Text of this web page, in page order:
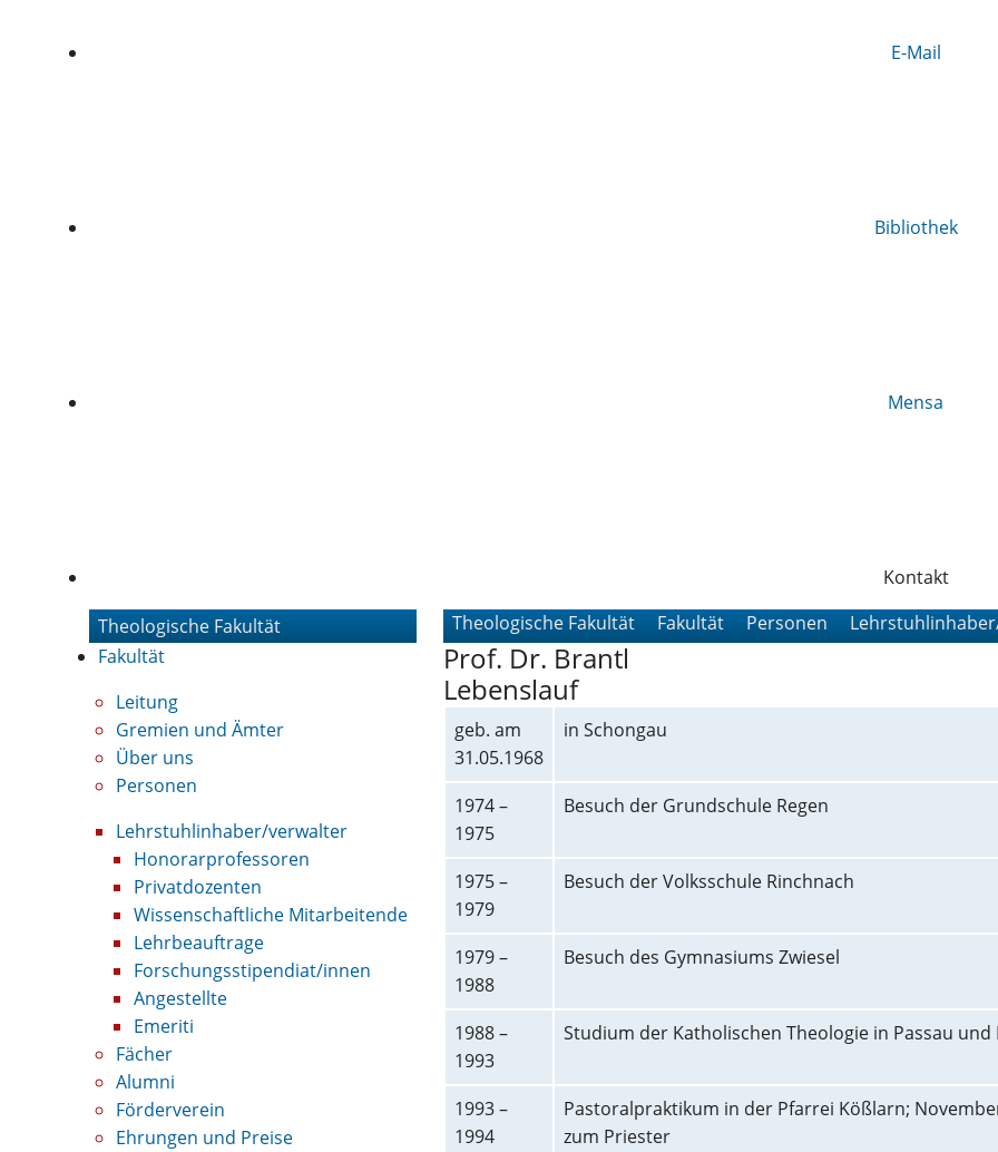
E-Mail
Bibliothek
Mensa
Kontakt
Theologische Fakultät
Fakultät
Leitung
Gremien und Ämter
Über uns
Personen
Lehrstuhlinhaber/verwalter
Honorarprofessoren
Privatdozenten
Wissenschaftliche Mitarbeitende
Lehrbeauftrage
Forschungsstipendiat/innen
Angestellte
Emeriti
Fächer
Alumni
Förderverein
Ehrungen und Preise
Theologische Fakultät Fakultät Personen
Prof. Dr. Brantl
Lebenslauf
geb. am
31.05.1968
in Schongau
1974 –
1975
Besuch der Grundschule Regen
1975 –
1979
Besuch der Volksschule Rinchnach
1979 –
1988
Besuch des Gymnasiums Zwiesel
1988 –
1993
Studium der Katholischen Theologie in Passau und
1993 –
1994
Pastoralpraktikum in der Pfarrei Kößlarn;
zum Priester